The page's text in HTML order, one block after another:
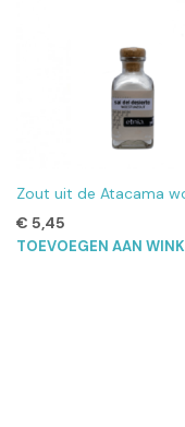
Zout uit de Atacama
€ 5,45
TOEVOEGEN AAN